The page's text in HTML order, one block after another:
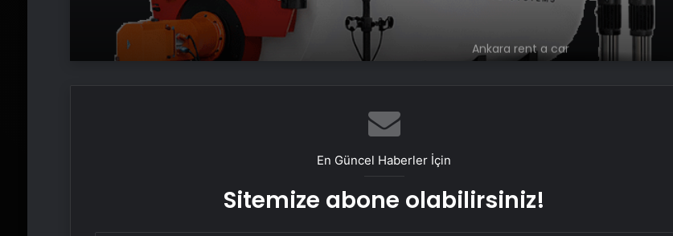
Ankara rent a car
Product Manufacturer in Turkey
En Güncel Haberler İçin
Sitemize abone olabilirsiniz!